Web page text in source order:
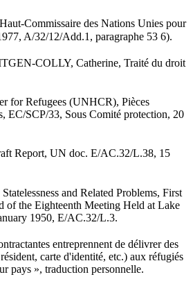
Commissaire des Nations Unies pour
A/32/12/Add.1, paragraphe 53 6).
COLLY, Catherine, Traité du droit
for Refugees (UNHCR), Pièces
EC/SCP/33, Sous Comité protection, 20
Report, UN doc. E/AC.32/L.38, 15
and Related Problems, First
of the Eighteenth Meeting Held at Lake
1950, E/AC.32/L.3.
entreprennent de délivrer des
carte d'identité, etc.) aux réfugiés
pays », traduction personnelle.